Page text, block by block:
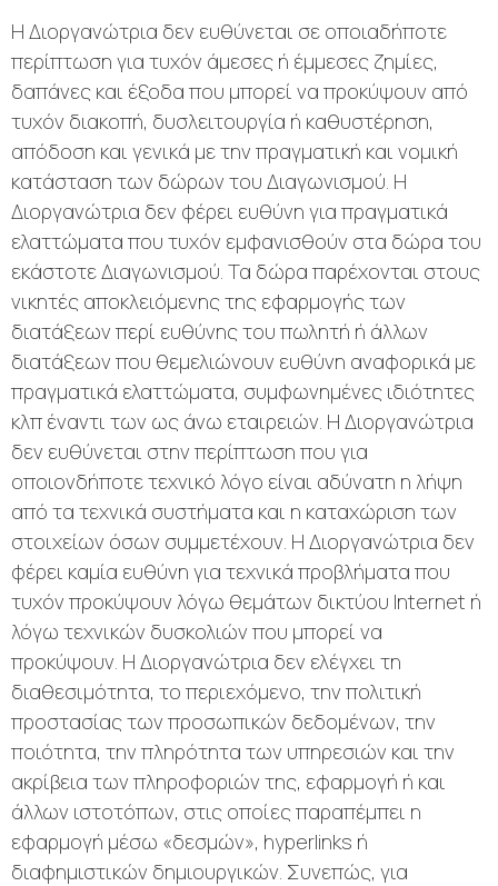
Η Διοργανώτρια δεν ευθύνεται σε οποιαδήποτε
περίπτωση για τυχόν άμεσες ή έμμεσες ζημίες,
δαπάνες και έξοδα που μπορεί να προκύψουν από
τυχόν διακοπή, δυσλειτουργία ή καθυστέρηση,
απόδοση και γενικά με την πραγματική και νομική
κατάσταση των δώρων του Διαγωνισμού. Η
Διοργανώτρια δεν φέρει ευθύνη για πραγματικά
ελαττώματα που τυχόν εμφανισθούν στα δώρα του
εκάστοτε Διαγωνισμού. Τα δώρα παρέχονται στους
νικητές αποκλειόμενης της εφαρμογής των
διατάξεων περί ευθύνης του πωλητή ή άλλων
διατάξεων που θεμελιώνουν ευθύνη αναφορικά με
πραγματικά ελαττώματα, συμφωνημένες ιδιότητες
κλπ έναντι των ως άνω εταιρειών. Η Διοργανώτρια
δεν ευθύνεται στην περίπτωση που για
οποιονδήποτε τεχνικό λόγο είναι αδύνατη η λήψη
από τα τεχνικά συστήματα και η καταχώριση των
στοιχείων όσων συμμετέχουν. Η Διοργανώτρια δεν
φέρει καμία ευθύνη για τεχνικά προβλήματα που
τυχόν προκύψουν λόγω θεμάτων δικτύου Internet ή
λόγω τεχνικών δυσκολιών που μπορεί να
προκύψουν. Η Διοργανώτρια δεν ελέγχει τη
διαθεσιμότητα, το περιεχόμενο, την πολιτική
προστασίας των προσωπικών δεδομένων, την
ποιότητα, την πληρότητα των υπηρεσιών και την
ακρίβεια των πληροφοριών της, εφαρμογή ή και
άλλων ιστοτόπων, στις οποίες παραπέμπει η
εφαρμογή μέσω «δεσμών», hyperlinks ή
διαφημιστικών δημιουργικών. Συνεπώς, για